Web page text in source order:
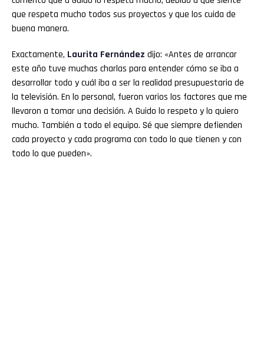
que respeta mucho todos sus proyectos y que los cuida de
buena manera.
Exactamente, Laurita Fernández dijo: «Antes de arrancar
este año tuve muchas charlas para entender cómo se iba a
desarrollar todo y cuál iba a ser la realidad presupuestaria de
la televisión. En lo personal, fueron varios los factores que me
llevaron a tomar una decisión. A Guido lo respeto y lo quiero
mucho. También a todo el equipo. Sé que siempre defienden
cada proyecto y cada programa con todo lo que tienen y con
todo lo que pueden».